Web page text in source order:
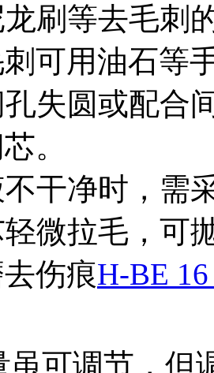
刷等去毛刺
可用油石等
失圆或配合
。
干净时，需
微拉毛，可
伤痕H-BE
可调节，但